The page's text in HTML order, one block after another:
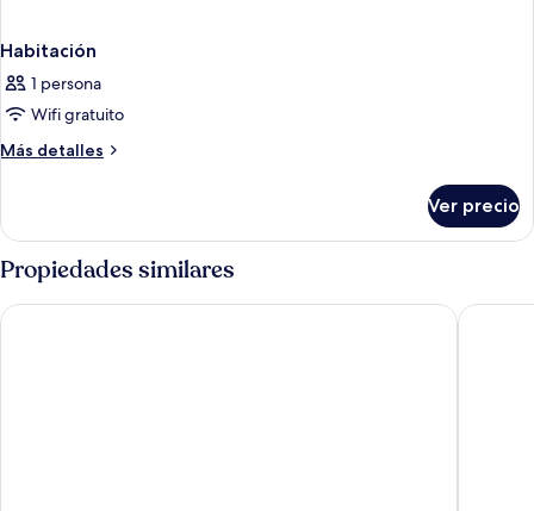
Habitación
1 persona
Wifi gratuito
Más detalles
Más
Ver precio
Propiedades similares
The Flying Pig Downtown Youth Hostel De